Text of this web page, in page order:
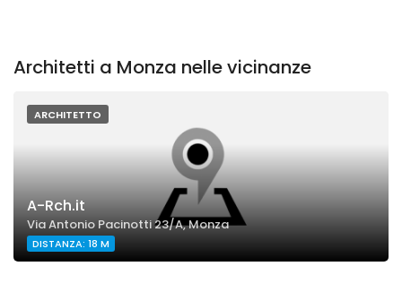
Architetti a Monza nelle vicinanze
ARCHITETTO
A-Rch.it
Via Antonio Pacinotti 23/A, Monza
DISTANZA: 18 M